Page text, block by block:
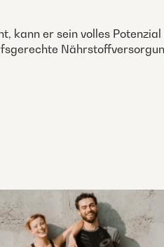
kann er sein volles